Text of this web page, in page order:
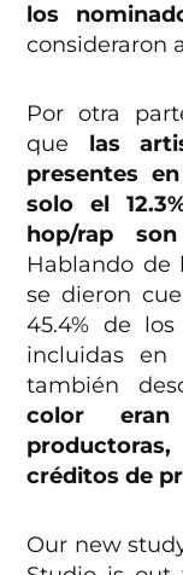
los
consideraron
Por otra
que las
presentes
solo el
hop/rap
Hablando de
se dieron
45.4% de
incluidas en
también
color eran
créditos de
Our new